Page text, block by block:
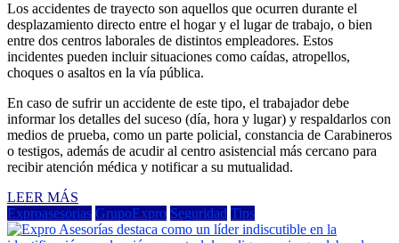
Los accidentes de trayecto son aquellos que ocurren durante el
desplazamiento directo entre el hogar y el lugar de trabajo, o bien
entre dos centros laborales de distintos empleadores. Estos
incidentes pueden incluir situaciones como caídas, atropellos,
choques o asaltos en la vía pública.
En caso de sufrir un accidente de este tipo, el trabajador debe
informar los detalles del suceso (día, hora y lugar) y respaldarlos con
medios de prueba, como un parte policial, constancia de Carabineros
o testigos, además de acudir al centro asistencial más cercano para
recibir atención médica y notificar a su mutualidad.
LEER MÁS
Exproasesorias GrupoExpro Seguridad Tips